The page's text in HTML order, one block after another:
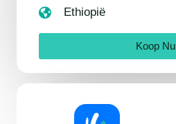
Ethiopië
Koop Nu